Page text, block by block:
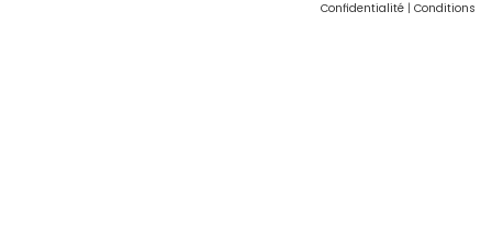
Confidentialité | Conditions